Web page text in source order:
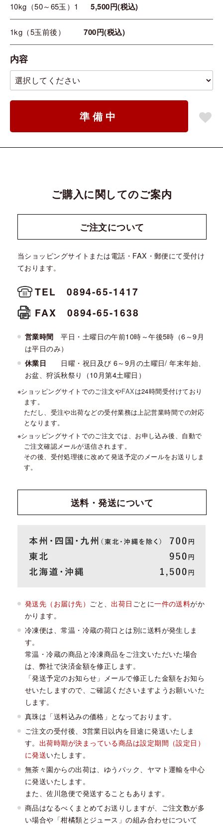
10kg（50～65玉）1 5,500円(税込)
1kg（5玉前後） 700円(税込)
内容
準備中
ご購入に関してのご案内
ご注文について
当ショッピングサイトまたは電話・FAX・郵便にて受付け
ております。
TEL 0894-65-1417
FAX 0894-65-1638
営業時間 平日・土曜日の午前10時～午後5時（6～9月
は平日のみ）
休業日 日曜・祝日及び 6～9月の土曜日/ 年末年始、
お盆、狩浜秋祭り（10月第4土曜日）
ショッピングサイトでのご注文やFAXは24時間受付けており
ます。
ただし、受注や出荷などの受付業務は上記営業時間での対応
となります。
ショッピングサイトでのご注文では、お申し込み後、自動で
ご注文確認メールが送信されます。
その後、受付処理後に改めて発送予定のメールをお送りしま
す。
送料・発送について
発送先（お届け先） ごと、出荷日 ごとに一件の送料がか
かります。
冷凍便は、常温・冷蔵の荷口とは別に送料が発生しま
す。
常温・冷蔵の商品と冷凍商品をご注文いただいた場合
は、弊社で決済金額を修正します。
「発送予定のお知らせ」メールで修正した金額をお知ら
せいたしますので、ご確認くださいますようお願いいた
します。
真珠は「送料込みの価格」となっております。
ご注文の受付後、3営業日以内を目途に発送いたしま
す。 出荷時期が決まっている商品は設定期間（設定日）
に発送いたします。
無茶々園からの出荷は、ゆうパック、ヤマト運輸を中心
に発送いたします。
また、佐川急便で発送することもあります。
商品はなるべくまとめてお送りしますが、ご注文数が多
い場合や「柑橘類とジュース」の組み合わせについて